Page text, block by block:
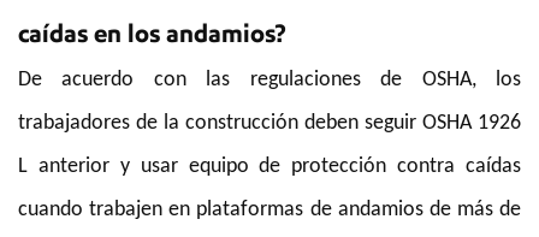
caídas en los andamios?
De acuerdo con las regulaciones de OSHA, los
trabajadores de la construcción deben seguir OSHA 1926
L anterior y usar equipo de protección contra caídas
cuando trabajen en plataformas de andamios de más de